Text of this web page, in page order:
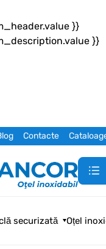
}}
}}
Contacte
securizată Oțel